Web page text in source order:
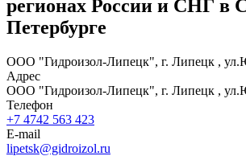
регионах России и СНГ в
Петербурге
ООО "Гидроизол-Липецк", г. Липецк ,
Адрес
ООО "Гидроизол-Липецк", г. Липецк ,
Телефон
+7 4742 563 423
E-mail
lipetsk@gidroizol.ru